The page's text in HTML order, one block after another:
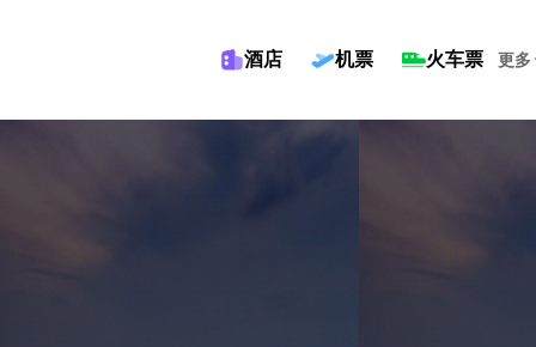
酒店 机票 火车票 更多